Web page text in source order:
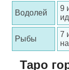
Водолей
9
Рыбы
7
Таро